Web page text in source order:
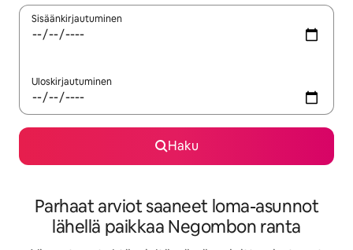
Sisäänkirjautuminen
Uloskirjautuminen
Haku
Parhaat arviot saaneet loma-asunnot
lähellä paikkaa Negombon ranta